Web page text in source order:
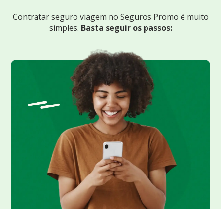
Contratar seguro viagem no Seguros Promo é muito
simples. Basta seguir os passos: